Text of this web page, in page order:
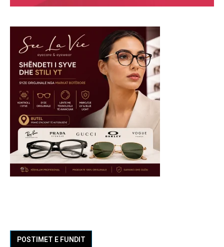
POSTIMET E FUNDIT